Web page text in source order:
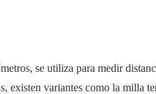
se utiliza para medir
existen variantes como la milla